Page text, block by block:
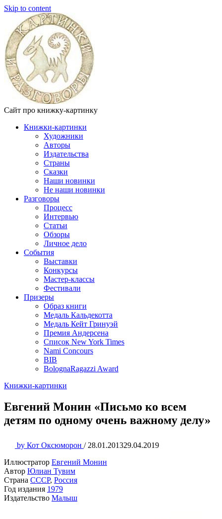
Skip to content
Сайт про книжку-картинку
Книжки-картинки
Художники
Авторы
Издательства
Страны
Сказки
Наши новинки
Не наши новинки
Разговоры
Процесс
Интервью
Статьи
Обзоры
Личное дело
События
Выставки
Конкурсы
Мастер-классы
Фестивали
Призеры
Образ книги
Медаль Кальдекотта
Медаль Кейт Гринуэй
Премия Андерсена
Список New York Times
Nami Concours
BIB
BolognaRagazzi Award
Книжки-картинки
Евгений Монин «Письмо ко всем
детям по одному очень важному делу»
by Кот Оксюморон / 28.01.201329.04.2019
Иллюстратор Евгений Монин
Автор Юлиан Тувим
Страна СССР, Россия
Год издания 1979
Издательство Малыш